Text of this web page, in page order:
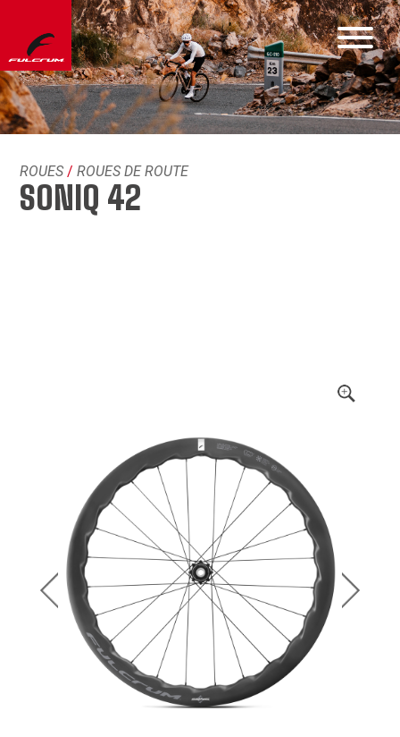
ROUES /ROUES DE ROUTE
SONIQ 42